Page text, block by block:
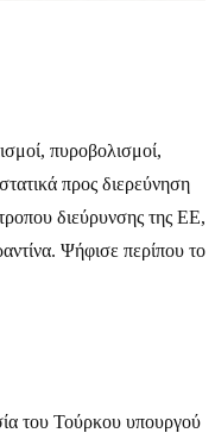
πυροβολισμοί,
προς διερεύνηση
διεύρυνσης της ΕΕ,
Ψήφισε περίπου το
του Τούρκου υπουργού